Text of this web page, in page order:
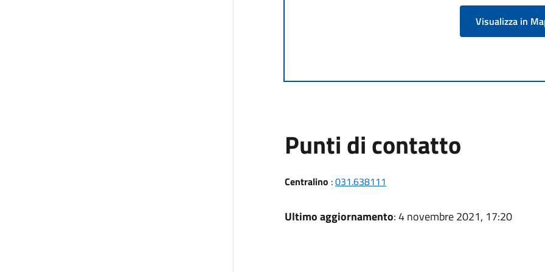
Visualizza in
Punti di contatto
Centralino :031.638111
Ultimo aggiornamento: 4 novembre 2021, 17:20